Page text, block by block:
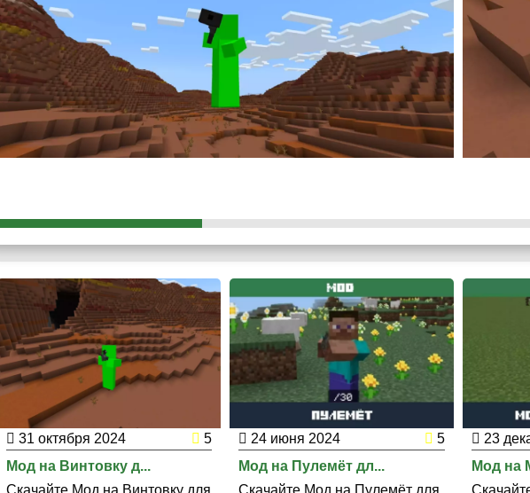
Противники получают огромный урон.
31 октября 2024
5
Мод на Винтовку д...
Скачайте Мод на Винтовку для
24 июня 2024
5
Мод на Пулемёт дл...
Скачайте Мод на Пулемёт для
23
Мод на